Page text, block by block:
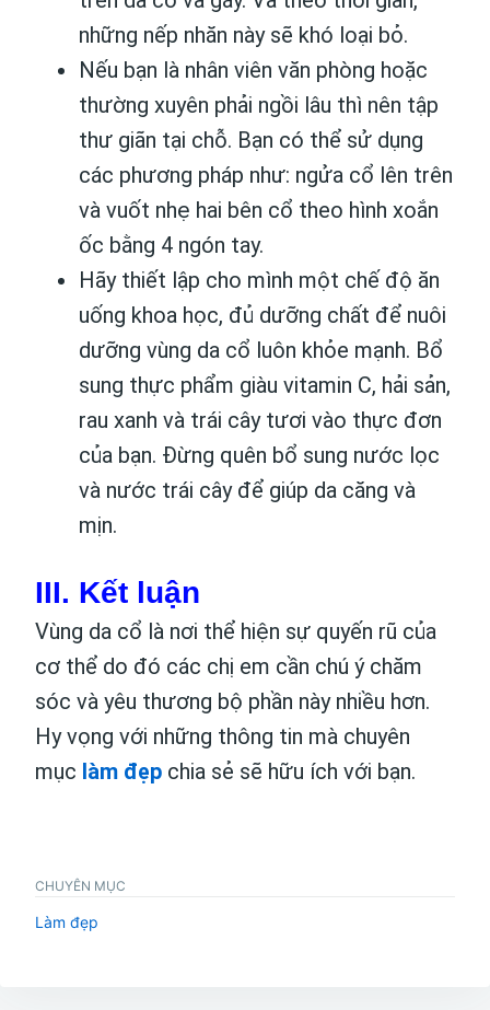
những nếp nhăn này sẽ khó loại bỏ.
Nếu bạn là nhân viên văn phòng hoặc
thường xuyên phải ngồi lâu thì nên tập
thư giãn tại chỗ. Bạn có thể sử dụng
các phương pháp như: ngửa cổ lên trên
và vuốt nhẹ hai bên cổ theo hình xoắn
ốc bằng 4 ngón tay.
Hãy thiết lập cho mình một chế độ ăn
uống khoa học, đủ dưỡng chất để nuôi
dưỡng vùng da cổ luôn khỏe mạnh. Bổ
sung thực phẩm giàu vitamin C, hải sản,
rau xanh và trái cây tươi vào thực đơn
của bạn. Đừng quên bổ sung nước lọc
và nước trái cây để giúp da căng và
mịn.
III. Kết luận
Vùng da cổ là nơi thể hiện sự quyến rũ của
cơ thể do đó các chị em cần chú ý chăm
sóc và yêu thương bộ phần này nhiều hơn.
Hy vọng với những thông tin mà chuyên
mục làm đẹp chia sẻ sẽ hữu ích với bạn.
CHUYÊN MỤC
Làm đẹp